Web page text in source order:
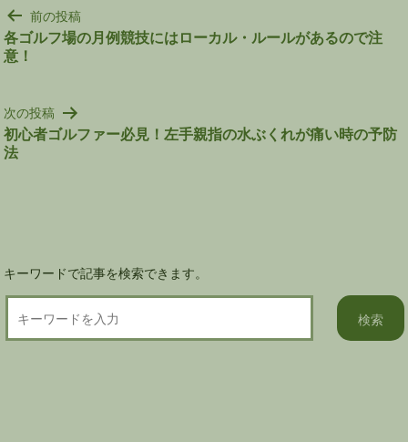
投
稿
ナ
ゲ
ー
シ
ョ
前の投稿
各ゴルフ場の月例競技にはローカル・ルールがあるので注
意！
次の投稿
初心者ゴルファー必見！左手親指の水ぶくれが痛い時の予防
法
キーワードで記事を検索できます。